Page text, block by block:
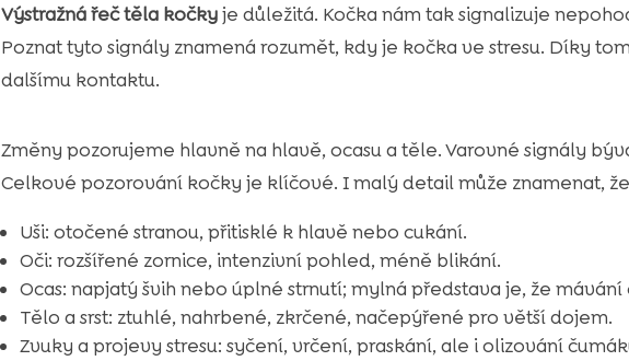
Výstražná řeč těla kočkyje důležitá. Kočka nám tak signalizuje
Poznat tyto signály znamená rozumět, kdy je kočka ve stresu. Díky
dalšímu kontaktu.
Změny pozorujeme hlavně na hlavě, ocasu a těle. Varovné signály
Celkové pozorování kočky je klíčové. I malý detail může znamenat,
Uši: otočené stranou, přitisklé k hlavě nebo cukání.
Oči: rozšířené zornice, intenzivní pohled, méně blikání.
Ocas: napjatý švih nebo úplné strnutí; mylná představa je, že
Tělo a srst: ztuhlé, nahrbené, zkrčené, načepýřené pro větší dojem.
Zvuky a projevy stresu: syčení, vrčení, praskání, ale i olizování